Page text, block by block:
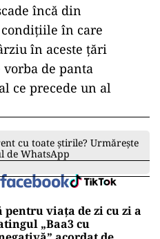
încă din
în care
în aceste ţări
de panta
ce precede un al
cu toate știrile? Urmărește
de WhatsApp
pentru viața de zi cu zi a
„Baa3 cu